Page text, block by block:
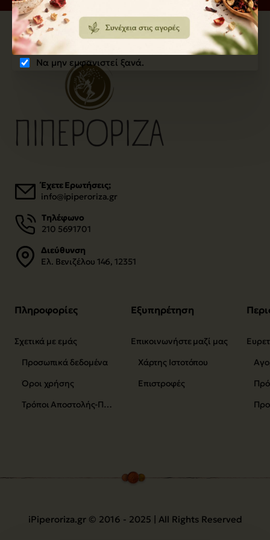
Να μην εμφανιστεί ξανά.
Έχετε Ερωτήσεις;
info@ipiperoriza.gr
Τηλέφωνο
210 5691701
Διεύθυνση
Ελ. Βενιζέλου 146, 12351
Πληροφορίες
Σχετικά με εμάς
Προσωπικά δεδομένα
Όροι χρήσης
Τρόποι Αποστολής-Πληρωμής
Εξυπηρέτηση
Επικοινωνήστε μαζί μας
Χάρτης Ιστοτόπου
Επιστροφές
iPiperoriza.gr © 2016 - 2025 | All Rights Reserved